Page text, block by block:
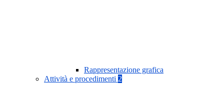
Rappresentazione grafica
Attività e procedimenti 2